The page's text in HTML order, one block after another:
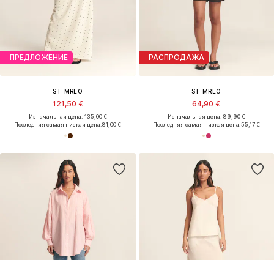
ПРЕДЛОЖЕНИЕ
ST MRLO
121,50 €
Изначальная цена: 135,00 €
Последняя самая низкая цена:81,00 €
РАСПРОДАЖА
ST MRLO
64,90 €
Изначальная цена: 89,90 €
Последняя самая низкая цена:55,17 €